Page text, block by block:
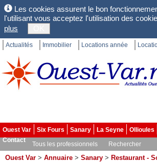
Les cookies assurent le bon
l'utilisant vous acceptez l'utilisation des
plus
Actualités Immobilier Locations année
Ouest Var Six Fours Sanary La Seyne Ollioules
Contact
Tous les professionnels Rechercher
Ouest Var > Annuaire > Sanary > Restaurant -